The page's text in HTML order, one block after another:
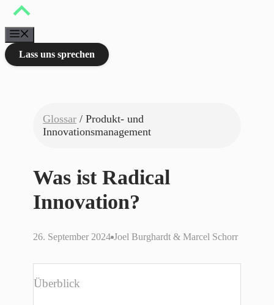
Zum
springen
Lass uns sprechen
Glossar / Produkt- und
Innovationsmanagement
Was ist Radical
Innovation?
26. September 2024 Joel Burghardt & Marcel Schorr
Überblick